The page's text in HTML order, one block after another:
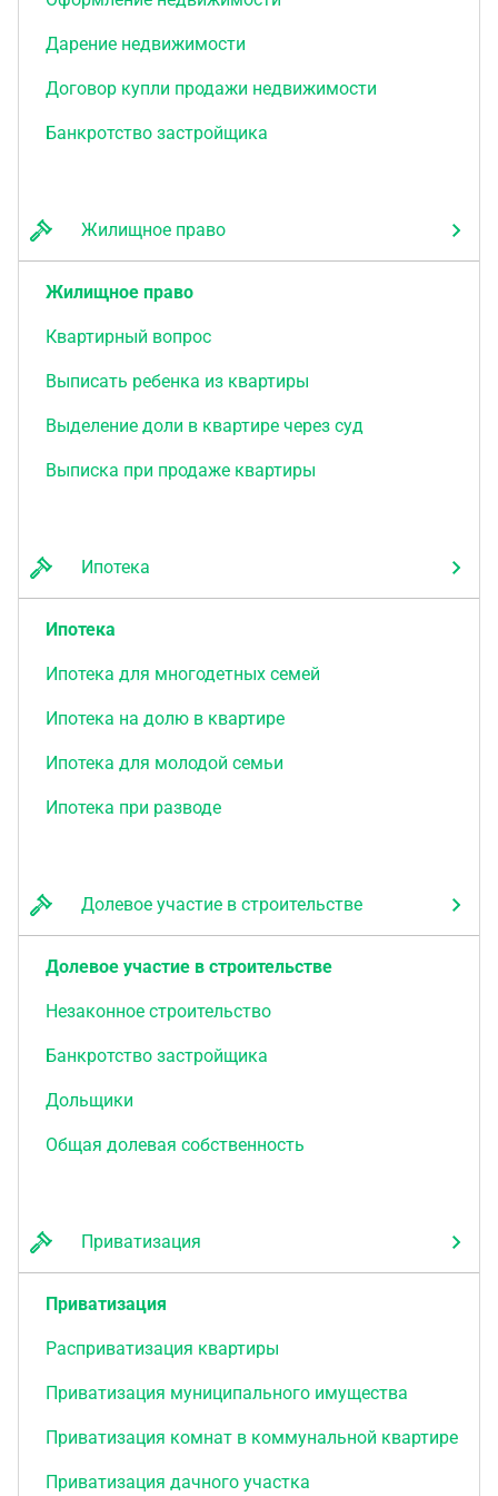
Дарение недвижимости
Договор купли продажи недвижимости
Банкротство застройщика
Жилищное право
Жилищное право
Квартирный вопрос
Выписать ребенка из квартиры
Выделение доли в квартире через суд
Выписка при продаже квартиры
Ипотека
Ипотека
Ипотека для многодетных семей
Ипотека на долю в квартире
Ипотека для молодой семьи
Ипотека при разводе
Долевое участие в строительстве
Долевое участие в строительстве
Незаконное строительство
Банкротство застройщика
Дольщики
Общая долевая собственность
Приватизация
Приватизация
Расприватизация квартиры
Приватизация муниципального имущества
Приватизация комнат в коммунальной квартире
Приватизация дачного участка